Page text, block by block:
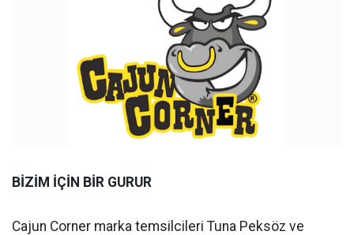
BİZİM İÇİN BİR GURUR
Cajun Corner marka temsilcileri Tuna Peksöz ve